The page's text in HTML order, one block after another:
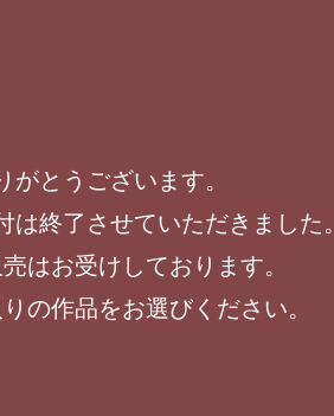
とうございます。
終了させていただきました。
はお受けしております。
の作品をお選びください。